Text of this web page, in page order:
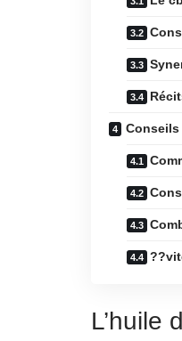
L’huile